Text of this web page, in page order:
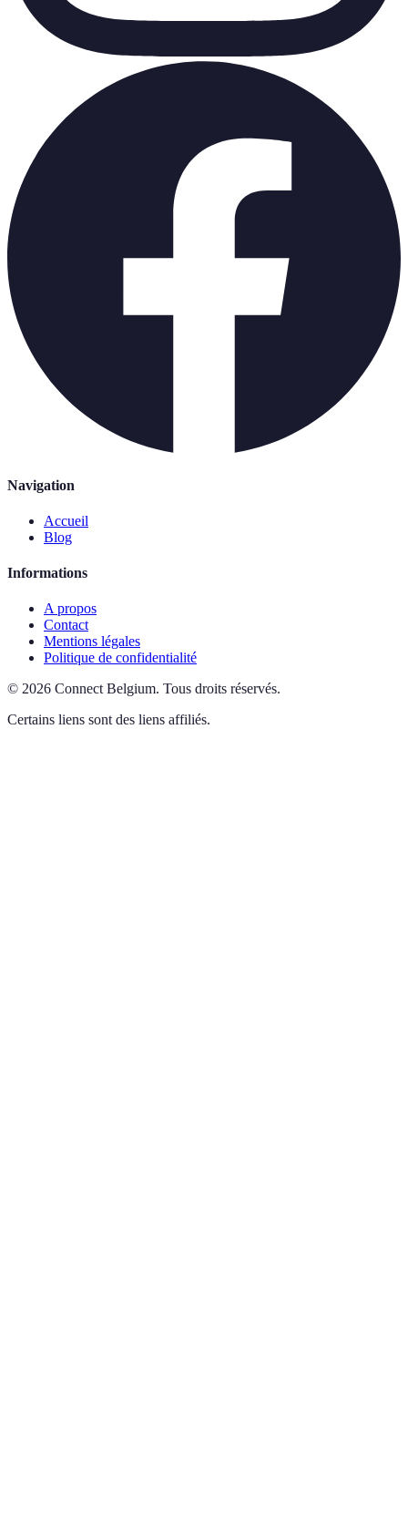
Navigation
Accueil
Blog
Informations
A propos
Contact
Mentions légales
Politique de confidentialité
© 2026 Connect Belgium. Tous droits réservés.
Certains liens sont des liens affiliés.